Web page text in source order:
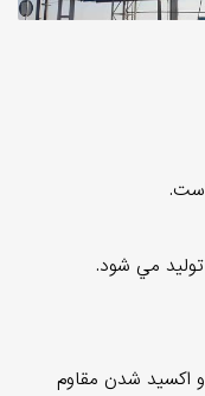
مي شود.
اکسيد شدن مقاوم